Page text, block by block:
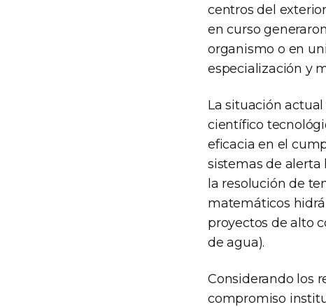
centros del
en curso
organismo o en
especialización y
La situación
científico
eficacia en el
sistemas de alerta
la resolución de
matemáticos
proyectos de alto
de agua).
Considerando los
compromiso